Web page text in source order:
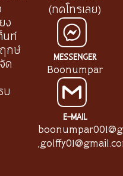
ง
นท์
กษ์
ด
(กดโทรเลย)
MESSENGER
Boonumpar
E-MAIL
,